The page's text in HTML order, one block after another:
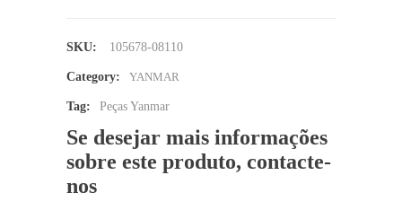
SKU: 105678-08110
Category: YANMAR
Tag: Peças Yanmar
Se desejar mais informações
sobre este produto, contacte-
nos